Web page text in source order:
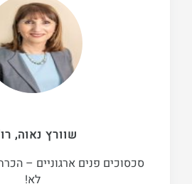
שוורץ נאוה,
סכסוכים פנים ארגוניים –
לא!